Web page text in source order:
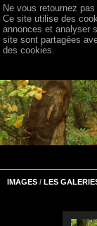
IMAGES / LES
Ne vous retournez
Ce site utilise des
annonces et analyser
site sont partagées
des cookies.